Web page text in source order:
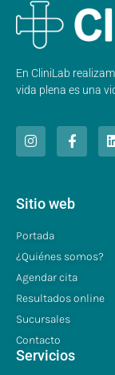
En CliniLab
vida plena es una
Sitio web
Portada
¿Quiénes somos?
Agendar cita
Resultados online
Sucursales
Contacto
Servicios